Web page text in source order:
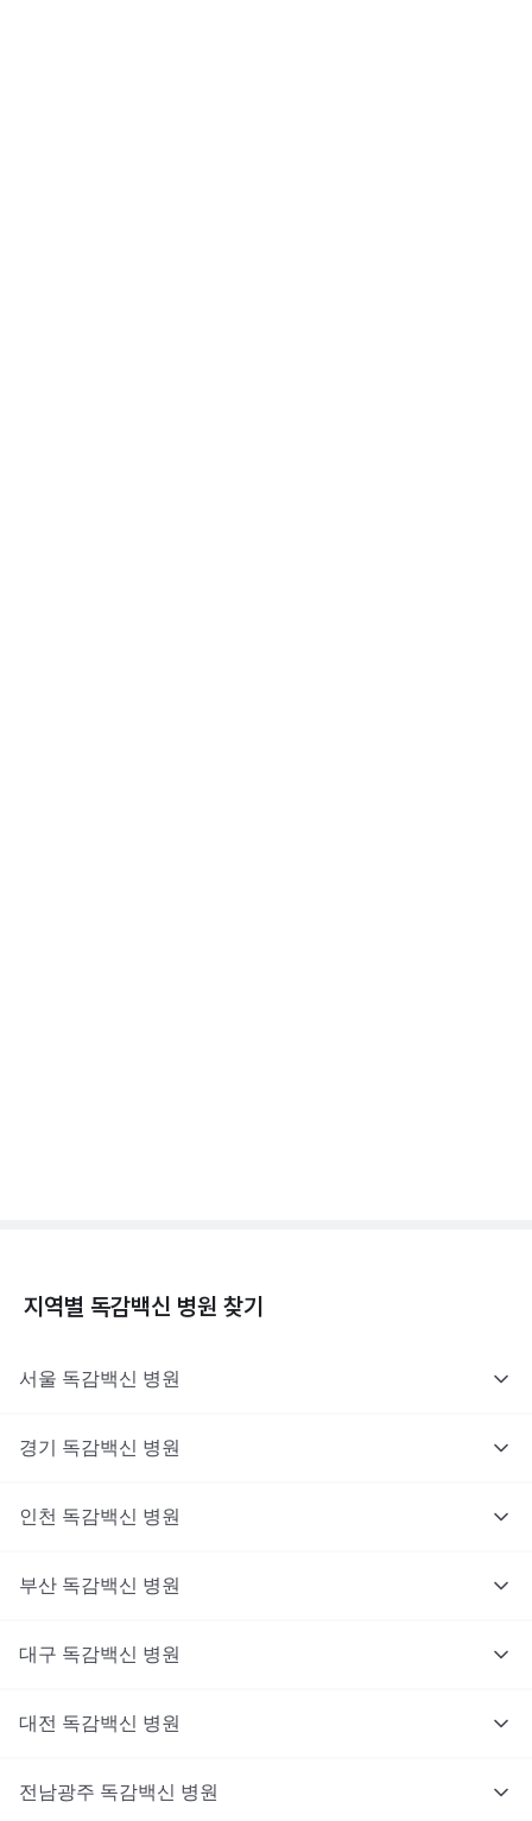
지역별 독감백신 병원 찾기
서울 독감백신 병원
경기 독감백신 병원
인천 독감백신 병원
부산 독감백신 병원
대구 독감백신 병원
대전 독감백신 병원
전남광주 독감백신 병원